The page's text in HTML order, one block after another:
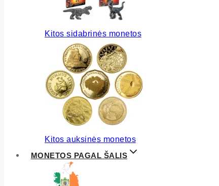
Kitos sidabrinės monetos
Kitos auksinės monetos
MONETOS PAGAL ŠALIS